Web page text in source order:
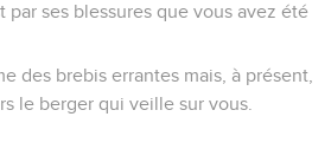
par ses blessures que vous avez été
des brebis errantes mais, à présent,
le berger qui veille sur vous.